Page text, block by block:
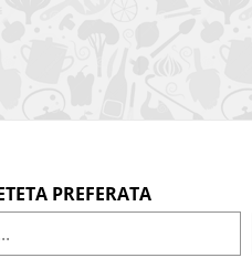
PREFERATA